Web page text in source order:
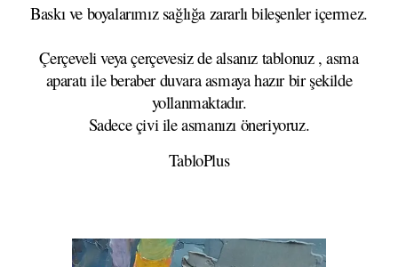
Baskı ve boyalarımız sağlığa zararlı bileşenler içermez.
Çerçeveli veya çerçevesiz de alsanız tablonuz , asma
aparatı ile beraber duvara asmaya hazır bir şekilde
yollanmaktadır.
Sadece çivi ile asmanızı öneriyoruz.
TabloPlus